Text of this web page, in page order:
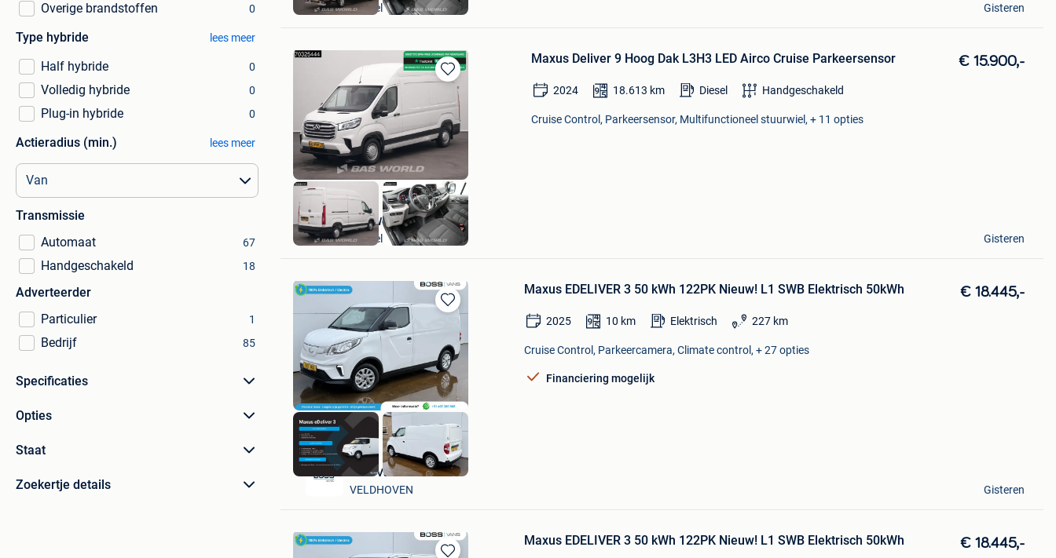
Overige brandstoffen 0
Type hybride lees meer
Half hybride 0
Volledig hybride 0
Plug-in hybride 0
Actieradius (min.) lees meer
Transmissie
Automaat
67
Handgeschakeld 18
Adverteerder
Particulier
1
Bedrijf 85
Specificaties
Opties
Staat
Zoekertje details
Veghel
Gisteren
Bewaren
Mijn
Favorieten
Maxus Deliver 9 Hoog Dak L3H3 LED Airco Cruise Parkeersensor € 15.900,-
2024 18.613 km Diesel Handgeschakeld
Cruise Control, Parkeersensor, Multifunctioneel stuurwiel, + 11 opties
BAS World
Veghel
Gisteren
Bewaren
in
Mijn
Favorieten
Maxus EDELIVER 3 50 kWh 122PK Nieuw! L1 SWB Elektrisch 50kWh € 18.445,-
2025 10 km Elektrisch 227 km
Cruise Control, Parkeercamera, Climate control, + 27 opties
Financiering mogelijk
Boss Vans
VELDHOVEN
Gisteren
Maxus EDELIVER 3 50 kWh 122PK Nieuw! L1 SWB Elektrisch 50kWh € 18.445,-